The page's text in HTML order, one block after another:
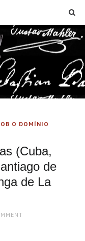
O DOMÍNIO
(Cuba,
de
de La